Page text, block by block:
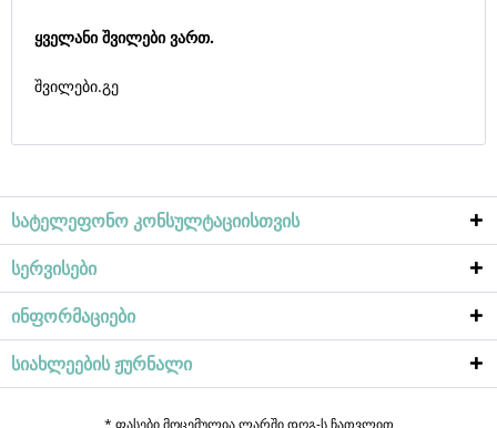
ყველანი შვილები ვართ.
შვილები.გე
სატელეფონო კონსულტაციისთვის
სერვისები
ინფორმაციები
სიახლეების ჟურნალი